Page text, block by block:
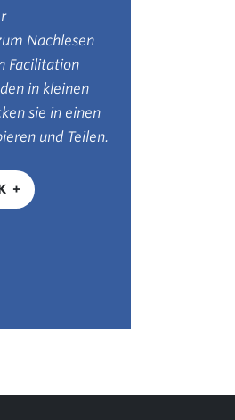
Nachlesen
Facilitation
in kleinen
sie in einen
und Teilen.